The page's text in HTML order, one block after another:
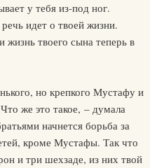
у тебя из-под ног.
идет о твоей жизни.
жизнь твоего сына теперь в
но крепкого Мустафу и
же это такое, – думала
начнется борьба за
кроме Мустафы. Так что
и три шехзаде, из них твой